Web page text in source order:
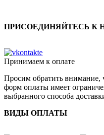
ПРИСОЕДИНЯЙТЕСЬ К
Принимаем к оплате
Просим обратить внимание,
форм оплаты имеет
выбранного способа
ВИДЫ ОПЛАТЫ